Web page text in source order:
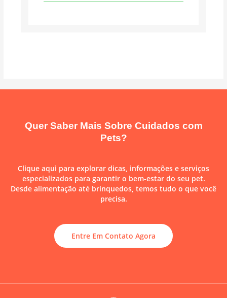
Quer Saber Mais Sobre Cuidados com
Pets?
Clique aqui para explorar dicas, informações e serviços
especializados para garantir o bem-estar do seu pet.
Desde alimentação até brinquedos, temos tudo o que você
precisa.
Entre Em Contato Agora